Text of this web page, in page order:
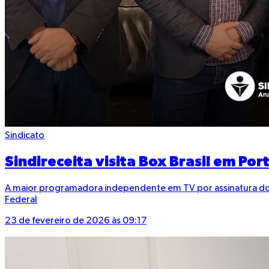
Sindicato
Sindireceita visita Box Brasil em
A maior programadora independente em TV por assinatura
Federal
23 de fevereiro de 2026 às 09:17